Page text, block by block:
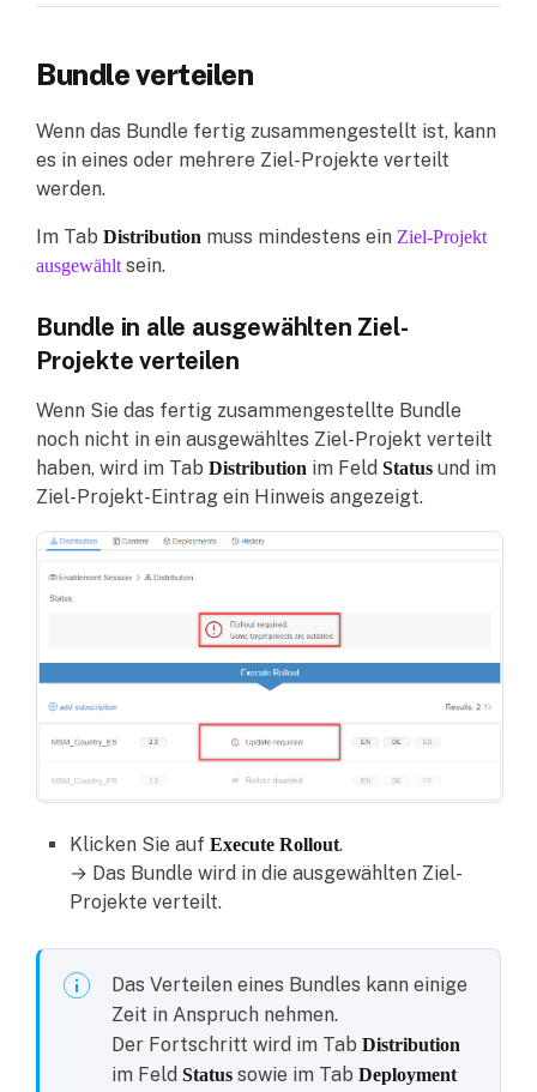
Bundle verteilen
Wenn das Bundle fertig zusammengestellt ist, kann
es in eines oder mehrere Ziel-Projekte verteilt
werden.
Im Tab Distribution muss mindestens ein Ziel-Projekt
ausgewähltsein.
Bundle in alle ausgewählten Ziel-
Projekte verteilen
Wenn Sie das fertig zusammengestellte Bundle
noch nicht in ein ausgewähltes Ziel-Projekt verteilt
haben, wird im Tab Distribution im Feld Status und im
Ziel-Projekt-Eintrag ein Hinweis angezeigt.
Klicken Sie auf Execute Rollout.
→ Das Bundle wird in die ausgewählten Ziel-
Projekte verteilt.
Das Verteilen eines Bundles kann einige
Zeit in Anspruch nehmen.
Der Fortschritt wird im Tab Distribution
im Feld Status sowie im Tab Deployment